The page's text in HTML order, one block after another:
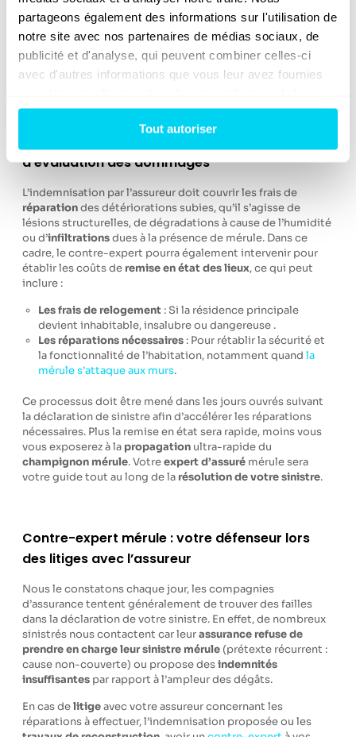
partageons également des informations sur l'utilisation de
notre site avec nos partenaires de médias sociaux, de
publicité et d'analyse, qui peuvent combiner celles-ci
avec d'autres informations que vous leur avez fournies
services.
Tout autoriser
La valeur à neuf: Pour estimer correctement la valeur
des biens au moment du sinistre.
Les droits complémentaires
: Pour faire appliquer vos
droits de nettoyage, de désinfection, de déblaiement,
etc.
d’évaluation des dommages
L’indemnisation par l’assureur doit couvrir les frais de
réparationdes détériorations subies, qu’il s’agisse de
lésions structurelles, de dégradations à cause de l’humidité
ou d’infiltrationsdues à la présence de mérule. Dans ce
cadre, le contre-expert pourra également intervenir pour
établir les coûts de remise en état des lieux, ce qui peut
inclure :
Les frais de relogement : Si la résidence principale
devient inhabitable, insalubre ou dangereuse .
Les réparations nécessaires : Pour rétablir la sécurité et
la fonctionnalité de l’habitation, notamment quandla
mérule s’attaque aux murs.
Ce processus doit être mené dans les jours ouvrés suivant
la déclaration de sinistre afin d’accélérer les réparations
nécessaires. Plus la remise en état sera rapide, moins vous
vous exposerez à la propagation ultra-rapide du
champignon mérule. Votreexpert d’assuré mérule sera
votre guide tout au long de la résolution de votre sinistre.
Contre-expert mérule : votre défenseur lors
des litiges avec l’assureur
Nous le constatons chaque jour, les compagnies
d’assurance tentent généralement de trouver des failles
dans la déclaration de votre sinistre. En effet, de nombreux
sinistrés nous contactent car leurassurance refuse de
prendre en charge leur sinistre mérule (prétexte récurrent :
cause non-couverte) ou propose desindemnités
insuffisantes par rapport à l’ampleur des dégâts.
En cas delitigeavec votre assureur concernant les
réparations à effectuer, l’indemnisation proposée ou les